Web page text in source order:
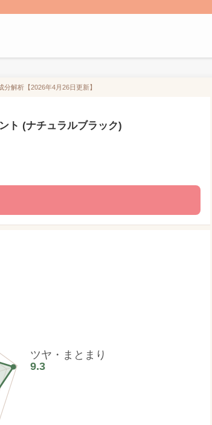
解析【2026年4月26日更新】
ト (ナチュラルブラック)
ツヤ・まとまり
9.3